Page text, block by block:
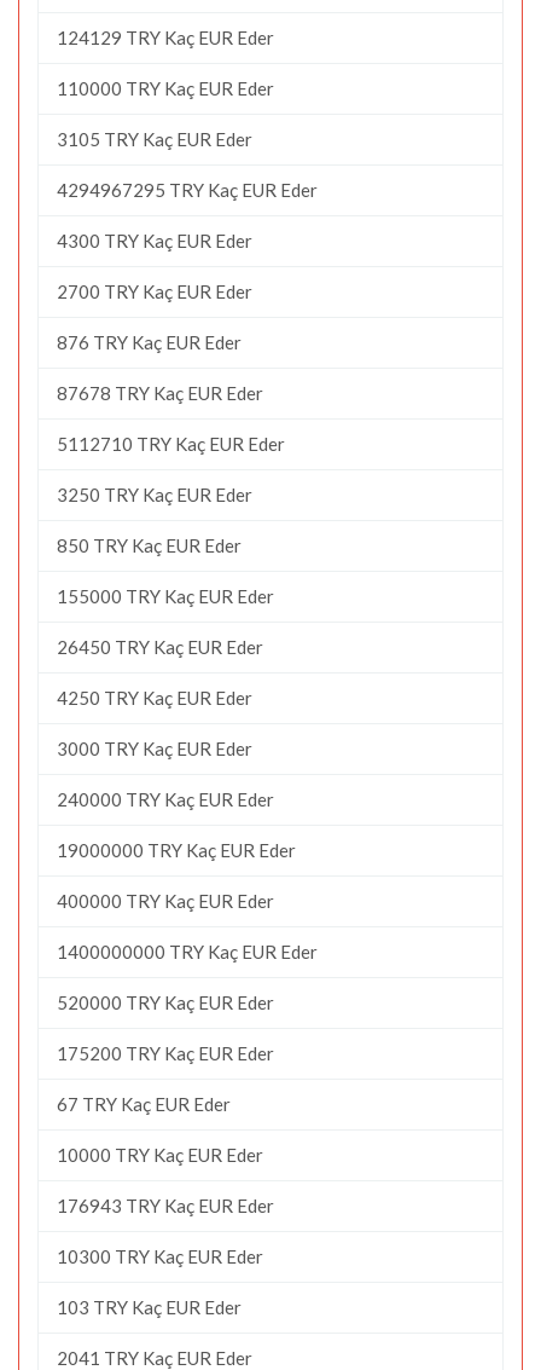
124129 TRY Kaç EUR Eder
110000 TRY Kaç EUR Eder
3105 TRY Kaç EUR Eder
4294967295 TRY Kaç EUR Eder
4300 TRY Kaç EUR Eder
2700 TRY Kaç EUR Eder
876 TRY Kaç EUR Eder
87678 TRY Kaç EUR Eder
5112710 TRY Kaç EUR Eder
3250 TRY Kaç EUR Eder
850 TRY Kaç EUR Eder
155000 TRY Kaç EUR Eder
26450 TRY Kaç EUR Eder
4250 TRY Kaç EUR Eder
3000 TRY Kaç EUR Eder
240000 TRY Kaç EUR Eder
19000000 TRY Kaç EUR Eder
400000 TRY Kaç EUR Eder
1400000000 TRY Kaç EUR Eder
520000 TRY Kaç EUR Eder
175200 TRY Kaç EUR Eder
67 TRY Kaç EUR Eder
10000 TRY Kaç EUR Eder
176943 TRY Kaç EUR Eder
10300 TRY Kaç EUR Eder
103 TRY Kaç EUR Eder
2041 TRY Kaç EUR Eder